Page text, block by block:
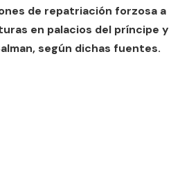
de repatriación forzosa a
en palacios del príncipe y
según dichas fuentes.